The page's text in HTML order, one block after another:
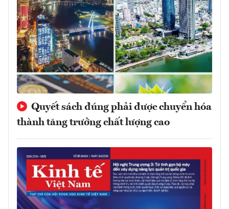
Quyết sách đúng phải được chuyển hóa
thành tăng trưởng chất lượng cao